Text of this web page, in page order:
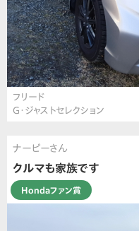
フリード
G・ジャストセレクション
ナーピーさん
クルマも家族です
Hondaファン賞